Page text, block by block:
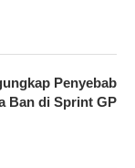
Penyebab
Ban di Sprint GP